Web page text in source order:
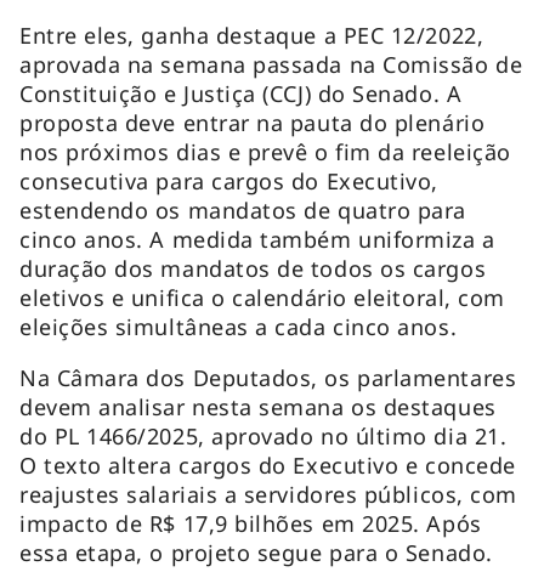
Entre eles, ganha destaque a PEC 12/2022,
aprovada na semana passada na Comissão de
Constituição e Justiça (CCJ) do Senado. A
proposta deve entrar na pauta do plenário
nos próximos dias e prevê o fim da reeleição
consecutiva para cargos do Executivo,
estendendo os mandatos de quatro para
cinco anos. A medida também uniformiza a
duração dos mandatos de todos os cargos
eletivos e unifica o calendário eleitoral, com
eleições simultâneas a cada cinco anos.
Na Câmara dos Deputados, os parlamentares
devem analisar nesta semana os destaques
do PL 1466/2025, aprovado no último dia 21.
O texto altera cargos do Executivo e concede
reajustes salariais a servidores públicos, com
impacto de R$ 17,9 bilhões em 2025. Após
essa etapa, o projeto segue para o Senado.